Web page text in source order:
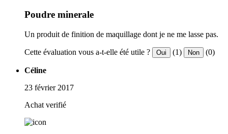
Poudre minerale
Un produit de finition de maquillage dont je ne me lasse pas.
Cette évaluation vous a-t-elle été utile ? Oui (1) Non (0)
Céline
23 février 2017
Achat verifié